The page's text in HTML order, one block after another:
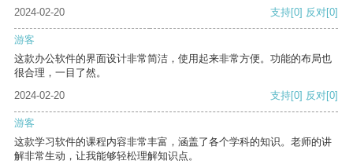
2024-02-20
支持[0] 反对[0]
游客
这款办公软件的界面设计非常简洁，使用起来非常方便。功能的布局也
很合理，一目了然。
2024-02-20
支持[0] 反对[0]
游客
这款学习软件的课程内容非常丰富，涵盖了各个学科的知识。老师的讲
解非常生动，让我能够轻松理解知识点。